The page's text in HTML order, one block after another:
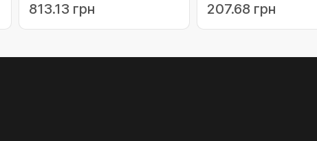
(B06103.50.34)
813.13 грн 207.68 грн